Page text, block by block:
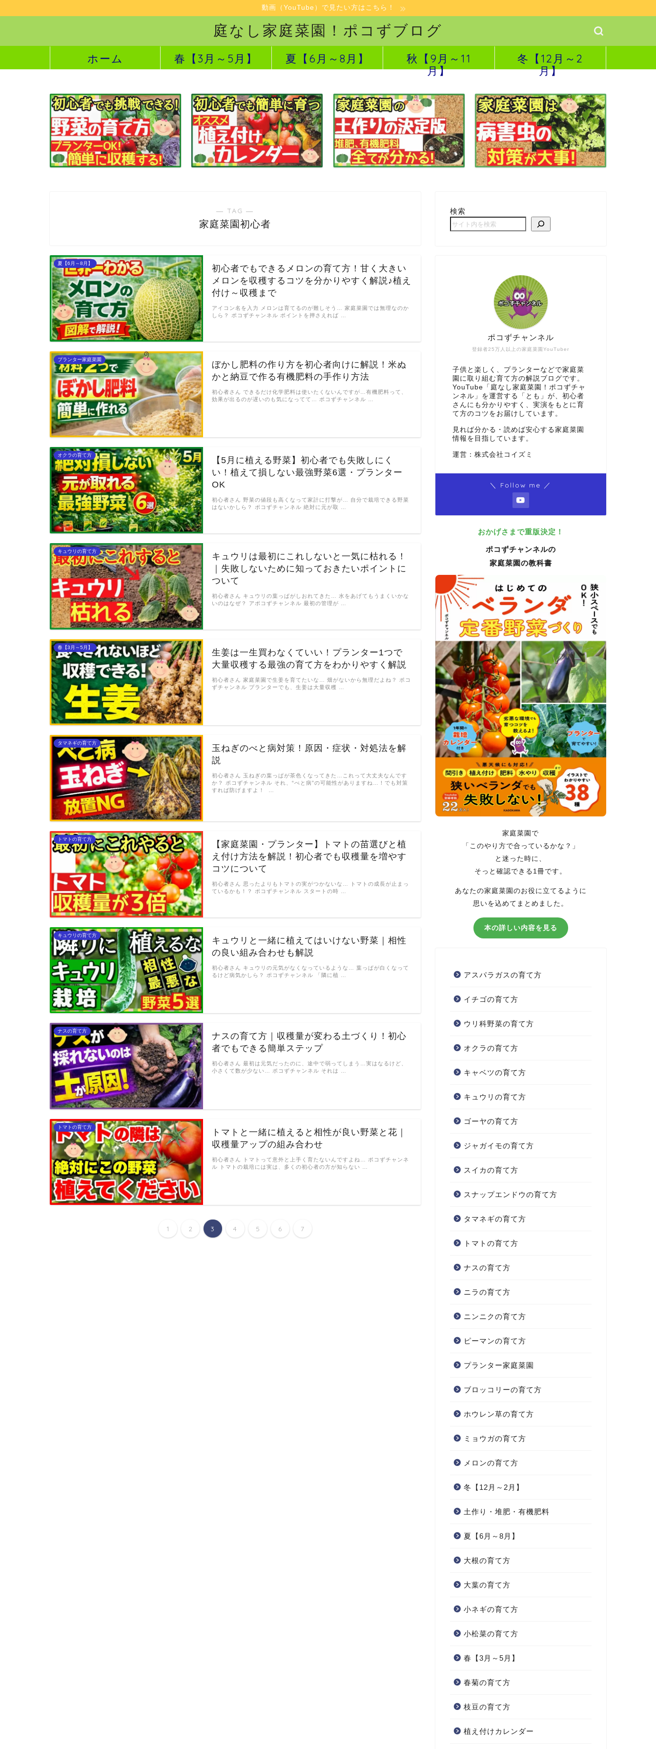
動画（YouTube）で見たい方はこちら！
庭なし家庭菜園！ポコずブログ
ホーム 春【3月～5月】 夏【6月～8月】
秋【9月～11
月】
冬【12月～2
月】
― TAG ―
家庭菜園初心者
夏【6月～8月】
初心者でもできるメロンの育て方！甘く大きい
メロンを収穫するコツを分かりやすく解説♪植え
付け～収穫まで
アイコン名を入力 メロンは育てるのが難しそう… 家庭菜園では無理なのか
しら？ ポコずチャンネル ポイントを押さえれば …
プランター家庭菜園
ぼかし肥料の作り方を初心者向けに解説！米ぬ
かと納豆で作る有機肥料の手作り方法
初心者さん できるだけ化学肥料は使いたくないんですが…有機肥料って、
効果が出るのが遅いのも気になってて… ポコずチャンネル …
オクラの育て方
【5月に植える野菜】初心者でも失敗しにく
い！植えて損しない最強野菜6選・プランター
OK
初心者さん 野菜の値段も高くなって家計に打撃が… 自分で栽培できる野菜
はないかしら？ ポコずチャンネル 絶対に元が取 …
キュウリの育て方
キュウリは最初にこれしないと一気に枯れる！
｜失敗しないために知っておきたいポイントに
ついて
初心者さん キュウリの葉っぱがしおれてきた… 水をあげてもうまくいかな
いのはなぜ？ アポコずチャンネル 最初の管理が …
春【3月～5月】
生姜は一生買わなくていい！プランター1つで
大量収穫する最強の育て方をわかりやすく解説
初心者さん 家庭菜園で生姜を育てたいな… 畑がないから無理だよね？ ポコ
ずチャンネル プランターでも、生姜は大量収穫 …
タマネギの育て方
玉ねぎのべと病対策！原因・症状・対処法を解
説
初心者さん 玉ねぎの葉っぱが茶色くなってきた…これって大丈夫なんです
か？ ポコずチャンネル それ、“べと病”の可能性がありますね…！でも対策
すれば防げますよ！ …
トマトの育て方
【家庭菜園・プランター】トマトの苗選びと植
え付け方法を解説！初心者でも収穫量を増やす
コツについて
初心者さん 思ったよりもトマトの実がつかないな… トマトの成長が止まっ
ているかも！？ ポコずチャンネル スタートの時 …
キュウリの育て方
キュウリと一緒に植えてはいけない野菜｜相性
の良い組み合わせも解説
初心者さん キュウリの元気がなくなっているような… 葉っぱが白くなって
るけど病気かしら？ ポコずチャンネル 「隣に植 …
ナスの育て方
ナスの育て方｜収穫量が変わる土づくり！初心
者でもできる簡単ステップ
初心者さん 最初は元気だったのに、途中で弱ってしまう…実はなるけど、
小さくて数が少ない… ポコずチャンネル それは …
トマトの育て方
トマトと一緒に植えると相性が良い野菜と花｜
収穫量アップの組み合わせ
初心者さん トマトって意外と上手く育たないんですよね… ポコずチャンネ
ル トマトの栽培には実は、多くの初心者の方が知らない …
1 2 3 4 5 6 7
検索
登録者25万人以上の家庭菜園YouTuber
ポコずチャンネル
子供と楽しく、プランターなどで家庭菜
園に取り組む育て方の解説ブログです。
YouTube「庭なし家庭菜園！ポコずチャ
ンネル」を運営する「とも」が、初心者
さんにも分かりやすく、実演をもとに育
て方のコツをお届けしています。
見れば分かる・読めば安心する家庭菜園
情報を目指しています。
運営：株式会社コイズミ
＼ Follow me ／
おかげさまで重版決定！
ポコずチャンネルの
家庭菜園の教科書
家庭菜園で
「このやり方で合っているかな？」
と迷った時に、
そっと確認できる1冊です。
あなたの家庭菜園のお役に立てるように
思いを込めてまとめました。
本の詳しい内容を見る
アスパラガスの育て方
イチゴの育て方
ウリ科野菜の育て方
オクラの育て方
キャベツの育て方
キュウリの育て方
ゴーヤの育て方
ジャガイモの育て方
スイカの育て方
スナップエンドウの育て方
タマネギの育て方
トマトの育て方
ナスの育て方
ニラの育て方
ニンニクの育て方
ピーマンの育て方
プランター家庭菜園
ブロッコリーの育て方
ホウレン草の育て方
ミョウガの育て方
メロンの育て方
冬【12月～2月】
土作り・堆肥・有機肥料
夏【6月～8月】
大根の育て方
大葉の育て方
小ネギの育て方
小松菜の育て方
春【3月～5月】
春菊の育て方
枝豆の育て方
植え付けカレンダー